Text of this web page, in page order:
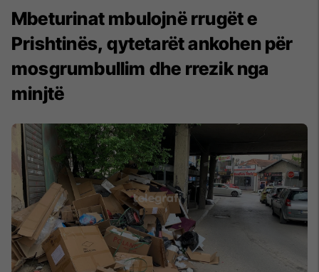
Mbeturinat mbulojnë rrugët e
Prishtinës, qytetarët ankohen për
mosgrumbullim dhe rrezik nga
minjtë